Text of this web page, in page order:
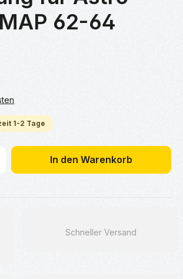
62-64
1-2 Tage
den gewünschten Wert
In den Warenkorb
Schneller Versand